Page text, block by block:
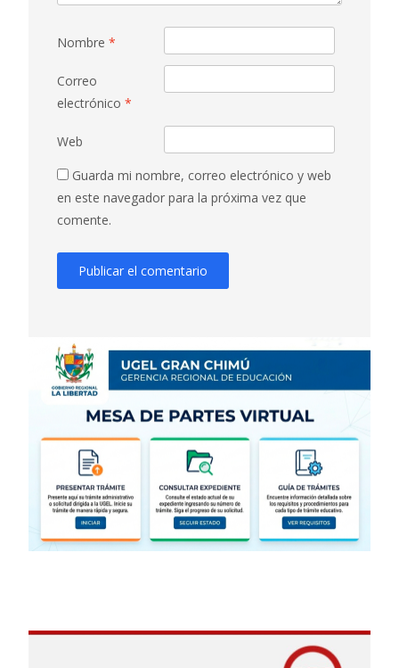
Nombre *
Correo
electrónico *
Web
Guarda mi nombre, correo electrónico y web
en este navegador para la próxima vez que
comente.